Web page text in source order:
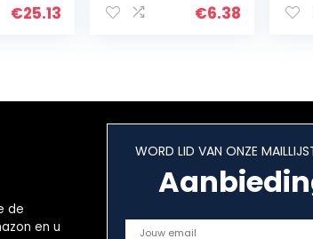
€25.13
€6.38
de
en u
WORD LID VAN ONZE